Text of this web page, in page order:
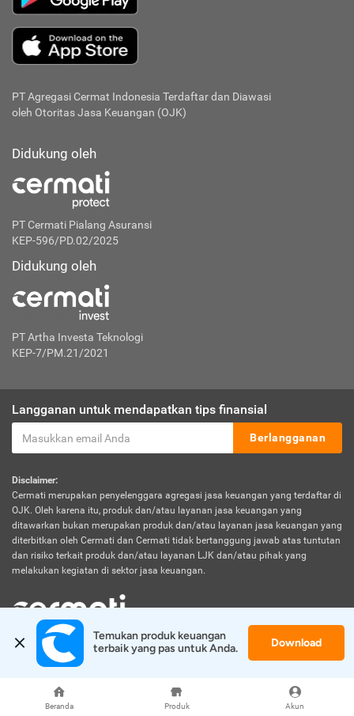
Beranda Produk Akun
PT Agregasi Cermat Indonesia Terdaftar dan Diawasi
oleh Otoritas Jasa Keuangan (OJK)
Didukung oleh
PT Cermati Pialang Asuransi
KEP-596/PD.02/2025
Didukung oleh
PT Artha Investa Teknologi
KEP-7/PM.21/2021
Langganan untuk mendapatkan tips finansial
Berlangganan
Disclaimer:
Cermati merupakan penyelenggara agregasi jasa keuangan yang terdaftar di
OJK. Oleh karena itu, produk dan/atau layanan jasa keuangan yang
ditawarkan bukan merupakan produk dan/atau layanan jasa keuangan yang
diterbitkan oleh Cermati dan Cermati tidak bertanggung jawab atas tuntutan
dan risiko terkait produk dan/atau layanan LJK dan/atau pihak yang
melakukan kegiatan di sektor jasa keuangan.
© 2026 Cermati. All Rights Reserved.
Temukan produk keuangan
terbaik yang pas untuk Anda.
Download